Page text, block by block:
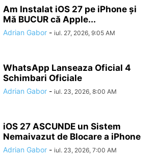
Am Instalat iOS 27 pe iPhone și
Mă BUCUR că Apple...
Adrian Gabor - iul. 27, 2026, 9:05 AM
WhatsApp Lanseaza Oficial 4
Schimbari Oficiale
Adrian Gabor - iul. 23, 2026, 8:00 AM
iOS 27 ASCUNDE un Sistem
Nemaivazut de Blocare a iPhone
Adrian Gabor - iul. 23, 2026, 7:00 AM